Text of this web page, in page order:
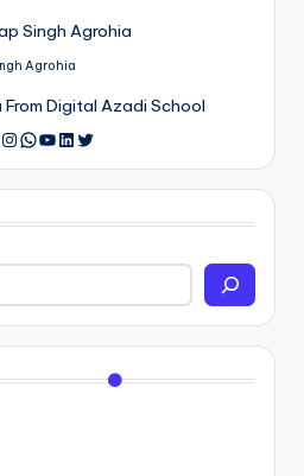
Agrohia
Digital Azadi School
Instagram
WhatsApp
YouTube
LinkedIn
Twitter